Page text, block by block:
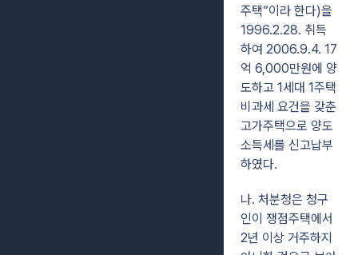
주택”이라 한다)을
1996.2.28. 취득
하여 2006.9.4. 17
억 6,000만원에 양
도하고 1세대 1주택
비과세 요건을 갖춘
고가주택으로 양도
소득세를 신고납부
하였다.
나. 처분청은 청구
인이 쟁점주택에서
2년 이상 거주하지